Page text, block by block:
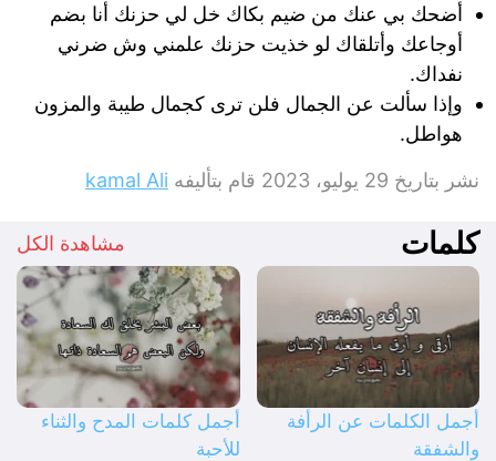
أضحك بي عنك من ضيم بكاك خل لي حزنك أنا بضم
أوجاعك وأتلقاك لو خذيت حزنك علمني وش ضرني
نفداك.
وإذا سألت عن الجمال فلن ترى كجمال طيبة والمزون
هواطل.
نشر بتاريخ 29 يوليو، 2023 قام بتأليفه kamal Ali
كلمات مشاهدة الكل
أجمل الكلمات عن الرأفة
والشفقة
أجمل كلمات المدح والثناء
للأحبة